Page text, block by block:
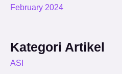
February 2024
Kategori Artikel
ASI